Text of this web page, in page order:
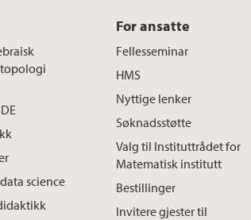
science
For ansatte
Fellesseminar
HMS
Nyttige lenker
Søknadsstøtte
Valg til Instituttrådet for
Matematisk institutt
Bestillinger
Invitere gjester til